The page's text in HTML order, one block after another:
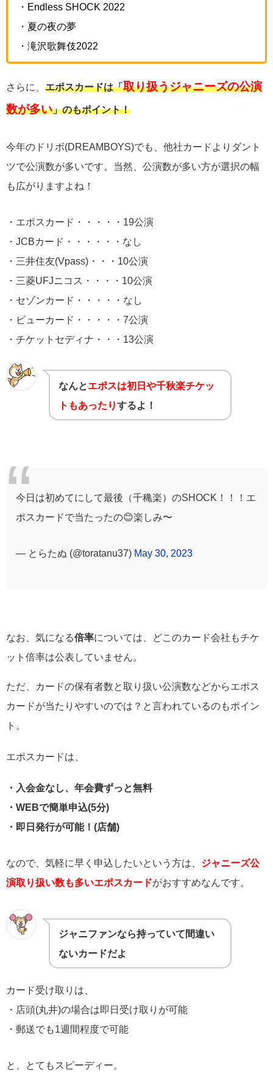
・Endless SHOCK 2022
・夏の夜の夢
・滝沢歌舞伎2022
さらに、 エポスカードは「取り扱うジャニーズの公演
数が多い」のもポイント！
今年のドリボ(DREAMBOYS)でも、他社カードよりダント
ツで公演数が多いです。当然、公演数が多い方が選択の幅
も広がりますよね！
・エポスカード・・・・・19公演
・JCBカード・・・・・・なし
・三井住友(Vpass)・・・10公演
・三菱UFJニコス・・・・10公演
・セゾンカード・・・・・なし
・ビューカード・・・・・7公演
・チケットセディナ・・・13公演
なんと エポスは初日や千秋楽チケッ
トもあったりするよ！
今日は初めてにして最後（千穐楽）のSHOCK！！！エ
ポスカードで当たったの😊楽しみ〜
— とらたぬ (@toratanu37) May 30, 2023
なお、気になる倍率については、どこのカード会社もチケ
ット倍率は公表していません。
ただ、カードの保有者数と取り扱い公演数などからエポス
カードが当たりやすいのでは？と言われているのもポイン
ト。
エポスカードは、
・入会金なし、年会費ずっと無料
・WEBで簡単申込(5分)
・即日発行が可能！(店舗)
なので、気軽に早く申込したいという方は、 ジャニーズ公
演取り扱い数も多いエポスカードがおすすめなんです。
ジャニファンなら持っていて間違い
ないカードだよ
カード受け取りは、
・店頭(丸井)の場合は即日受け取りが可能
・郵送でも1週間程度で可能
と、とてもスピーディー。